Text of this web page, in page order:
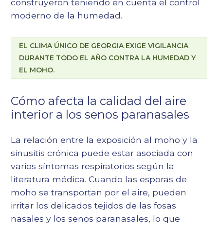
moderno de la humedad.
EL CLIMA ÚNICO DE GEORGIA EXIGE VIGILANCIA
DURANTE TODO EL AÑO CONTRA LA HUMEDAD Y
EL MOHO.
Cómo afecta la calidad del aire
interior a los senos paranasales
La relación entre la exposición al moho y la
sinusitis crónica puede estar asociada con
varios síntomas respiratorios según la
literatura médica. Cuando las esporas de
moho se transportan por el aire, pueden
irritar los delicados tejidos de las fosas
nasales y los senos paranasales, lo que